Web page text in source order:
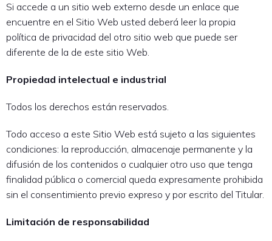
Si accede a un sitio web externo desde un enlace que
encuentre en el Sitio Web usted deberá leer la propia
política de privacidad del otro sitio web que puede ser
diferente de la de este sitio Web.
Propiedad intelectual e industrial
Todos los derechos están reservados.
Todo acceso a este Sitio Web está sujeto a las siguientes
condiciones: la reproducción, almacenaje permanente y la
difusión de los contenidos o cualquier otro uso que tenga
finalidad pública o comercial queda expresamente prohibida
sin el consentimiento previo expreso y por escrito del Titular.
Limitación de responsabilidad